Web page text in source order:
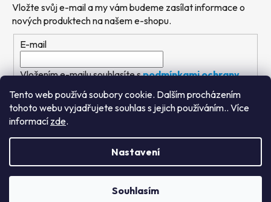
Tento web používá soubory cookie. Dalším procházením
tohoto webu vyjadřujete souhlas s jejich používáním.. Více
informací zde.
Nastavení
Souhlasím
Vložte svůj e-mail a my vám budeme zasílat informace o
nových produktech na našem e-shopu.
E-mail
Vložením e-mailu souhlasíte spodmínkami ochrany
osobních údajů
PŘIHLÁSIT SE
Výtvarné hračky